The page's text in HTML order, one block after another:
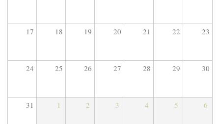
17 18 19 20 21 22 23
24 25 26 27 28 29 30
31 1 2 3 4 5 6